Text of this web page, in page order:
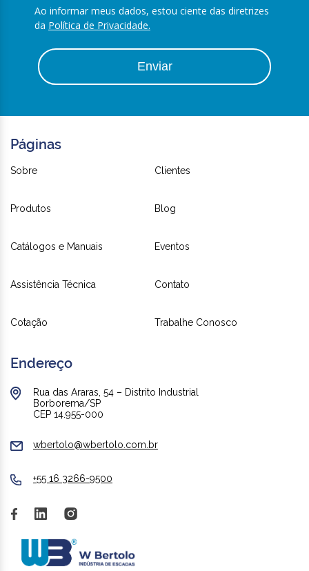
Ao informar meus dados, estou ciente das diretrizes
da Política de Privacidade.
Enviar
Páginas
Sobre Clientes
Produtos Blog
Catálogos e Manuais Eventos
Assistência Técnica Contato
Cotação Trabalhe Conosco
Endereço
Rua das Araras, 54 – Distrito Industrial
Borborema/SP
CEP 14.955-000
wbertolo@wbertolo.com.br
+55 16 3266-9500